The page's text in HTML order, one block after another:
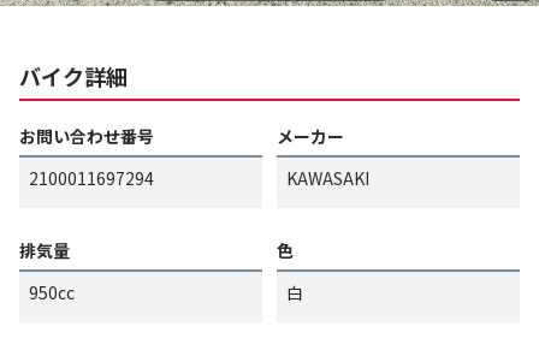
バイク詳細
お問い合わせ番号
2100011697294
メーカー
KAWASAKI
排気量
950cc
色
白